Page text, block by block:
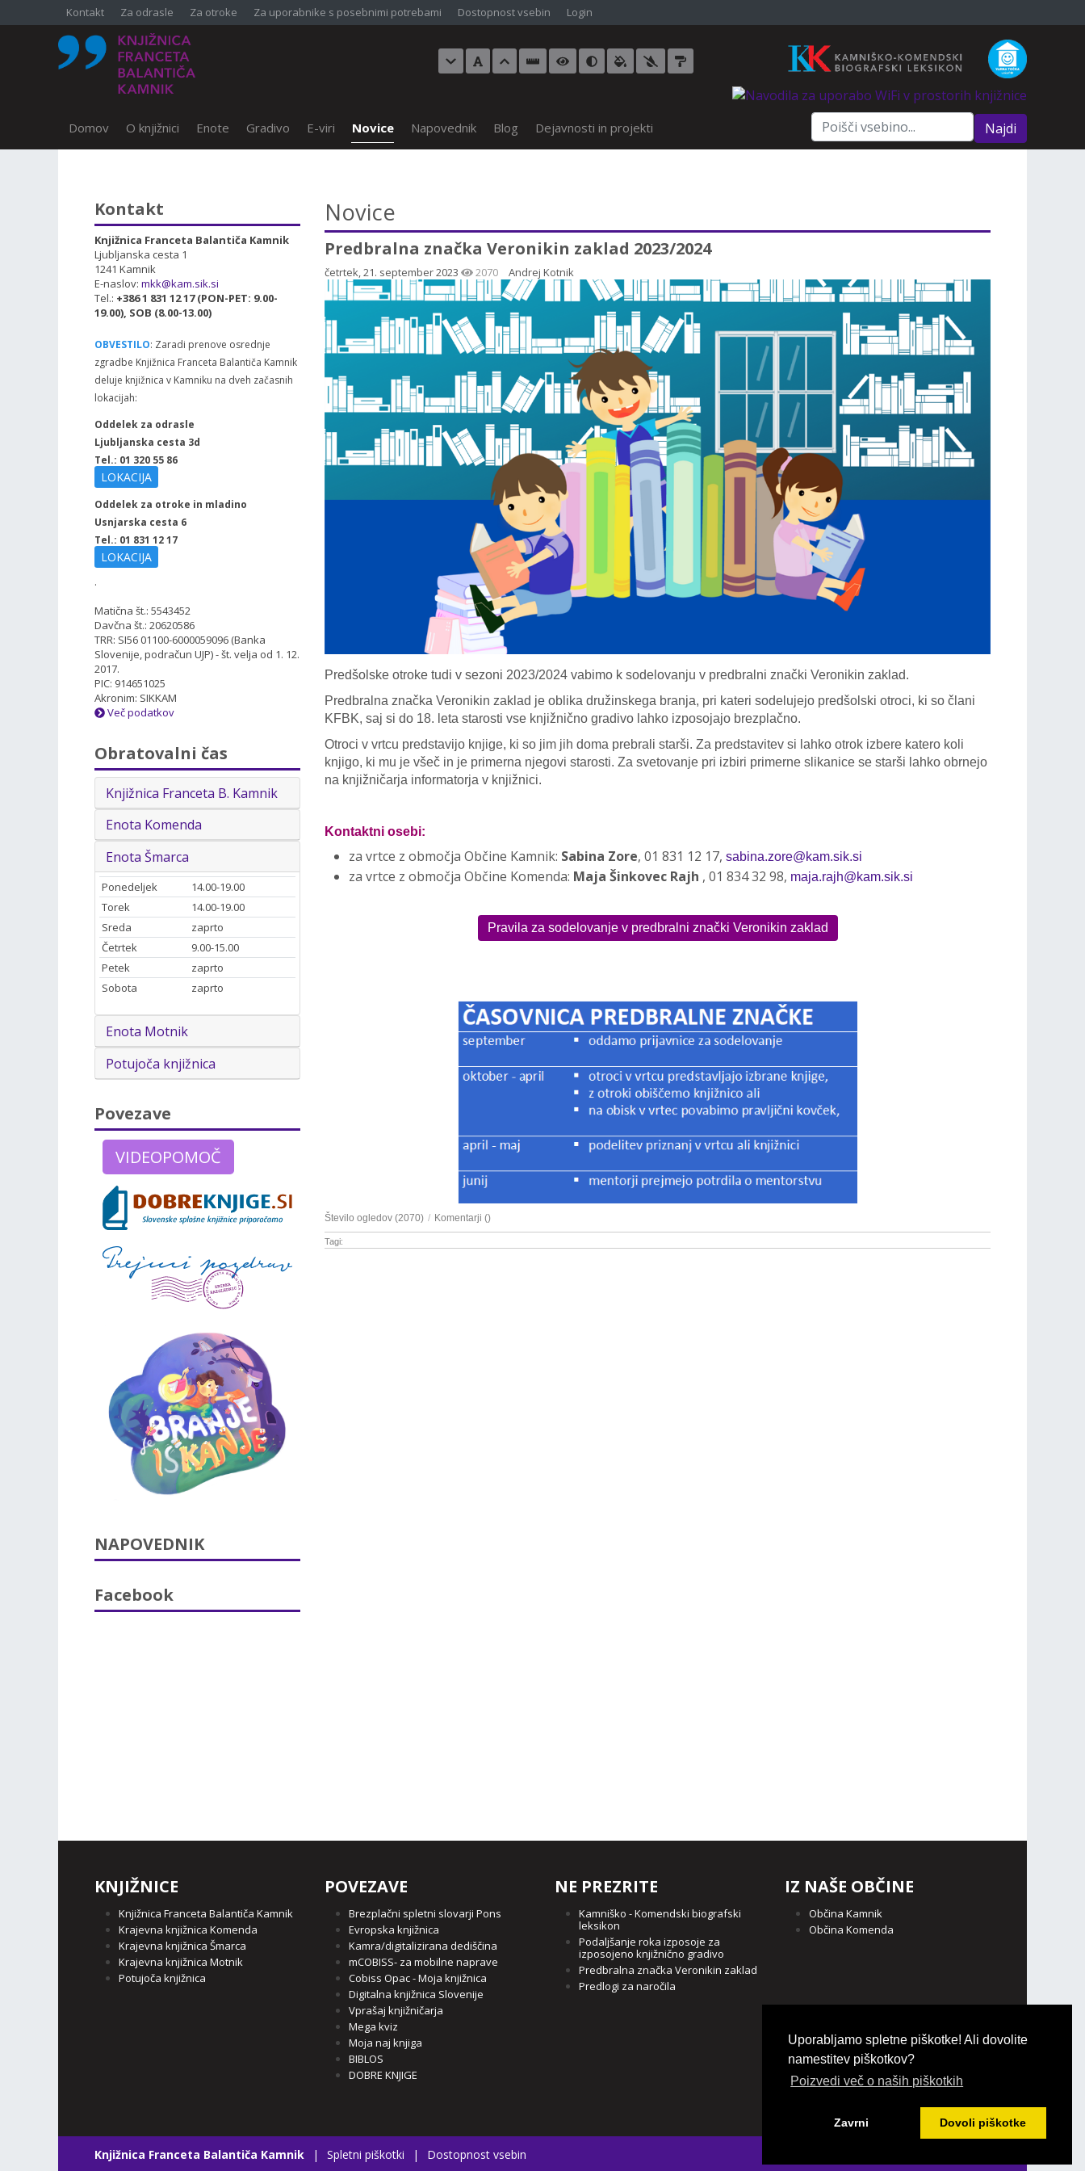
Kontakt Za odrasle Za otroke Za uporabnike s posebnimi potrebami Dostopnost vsebin Login
Domov O knjižnici Enote Gradivo E-viri Novice Napovednik Blog Dejavnosti in projekti Najdi
Novice
Predbralna značka Veronikin zaklad 2023/2024
četrtek, 21. september 2023 2070 Andrej Kotnik
Predšolske otroke tudi v sezoni 2023/2024 vabimo k sodelovanju v predbralni znački Veronikin zaklad.
Predbralna značka Veronikin zaklad je oblika družinskega branja, pri kateri sodelujejo predšolski otroci, ki so člani
KFBK, saj si do 18. leta starosti vse knjižnično gradivo lahko izposojajo brezplačno.
Otroci v vrtcu predstavijo knjige, ki so jim jih doma prebrali starši. Za predstavitev si lahko otrok izbere katero koli
knjigo, ki mu je všeč in je primerna njegovi starosti. Za svetovanje pri izbiri primerne slikanice se starši lahko obrnejo
na knjižničarja informatorja v knjižnici.
Kontaktni osebi:
za vrtce z območja Občine Kamnik: Sabina Zore, 01 831 12 17, sabina.zore@kam.sik.si
za vrtce z območja Občine Komenda: Maja Šinkovec Rajh , 01 834 32 98, maja.rajh@kam.sik.si
Pravila za sodelovanje v predbralni znački Veronikin zaklad
Število ogledov (2070) / Komentarji ()
Tagi:
Kontakt
Knjižnica Franceta Balantiča Kamnik
Ljubljanska cesta 1
1241 Kamnik
E-naslov: mkk@kam.sik.si
Tel.: +386 1 831 12 17 (PON-PET: 9.00-
19.00), SOB (8.00-13.00)
OBVESTILO: Zaradi prenove osrednje
zgradbe Knjižnica Franceta Balantiča Kamnik
deluje knjižnica v Kamniku na dveh začasnih
lokacijah:
Oddelek za odrasle
Ljubljanska cesta 3d
Tel.: 01 320 55 86
LOKACIJA
Oddelek za otroke in mladino
Usnjarska cesta 6
Tel.: 01 831 12 17
LOKACIJA
.
Matična št.: 5543452
Davčna št.: 20620586
TRR: SI56 01100-6000059096 (Banka
Slovenije, podračun UJP) - št. velja od 1. 12.
2017.
PIC: 914651025
Akronim: SIKKAM
Več podatkov
Obratovalni čas
Knjižnica Franceta B. Kamnik
Enota Komenda
Enota Šmarca
Ponedeljek
14.00-19.00
Torek
14.00-19.00
Sreda
zaprto
Četrtek
9.00-15.00
Petek
zaprto
Sobota
zaprto
Enota Motnik
Potujoča knjižnica
Povezave
VIDEOPOMOČ
NAPOVEDNIK
Facebook
KNJIŽNICE
Knjižnica Franceta Balantiča Kamnik
Krajevna knjižnica Komenda
Krajevna knjižnica Šmarca
Krajevna knjižnica Motnik
Potujoča knjižnica
POVEZAVE
Brezplačni spletni slovarji Pons
Evropska knjižnica
Kamra/digitalizirana dediščina
mCOBISS- za mobilne naprave
Cobiss Opac - Moja knjižnica
Digitalna knjižnica Slovenije
Vprašaj knjižničarja
Mega kviz
Moja naj knjiga
BIBLOS
DOBRE KNJIGE
NE PREZRITE
Kamniško - Komendski biografski
leksikon
Podaljšanje roka izposoje za
izposojeno knjižnično gradivo
Predbralna značka Veronikin zaklad
Predlogi za naročila
IZ NAŠE OBČINE
Občina Kamnik
Občina Komenda
Knjižnica Franceta Balantiča Kamnik | Spletni piškotki | Dostopnost vsebin
Uporabljamo spletne piškotke! Ali dovolite
namestitev piškotkov?
Poizvedi več o naših piškotkih
Zavrni Dovoli piškotke